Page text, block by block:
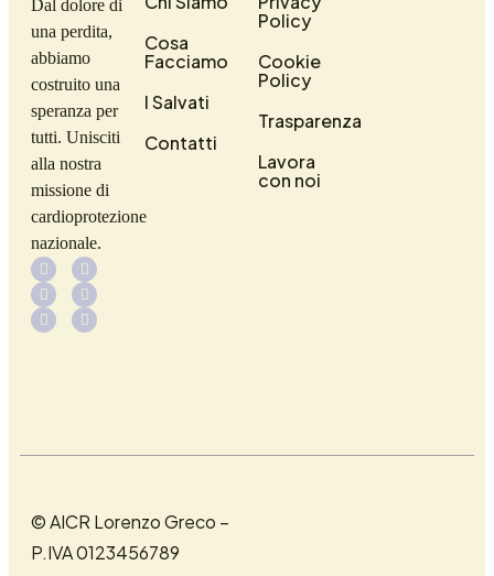
Dal dolore di
una perdita,
abbiamo
costruito una
speranza per
tutti. Unisciti
alla nostra
missione di
cardioprotezione
nazionale.
Cosa
Facciamo
I Salvati
Contatti
Policy
Cookie
Policy
Trasparenza
Lavora
con noi
© AICR Lorenzo Greco –
P.IVA 0123456789